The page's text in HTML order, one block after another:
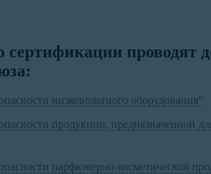
проводят
низковольтного оборудования"
продукции, предназначенной
парфюмерно-косметической